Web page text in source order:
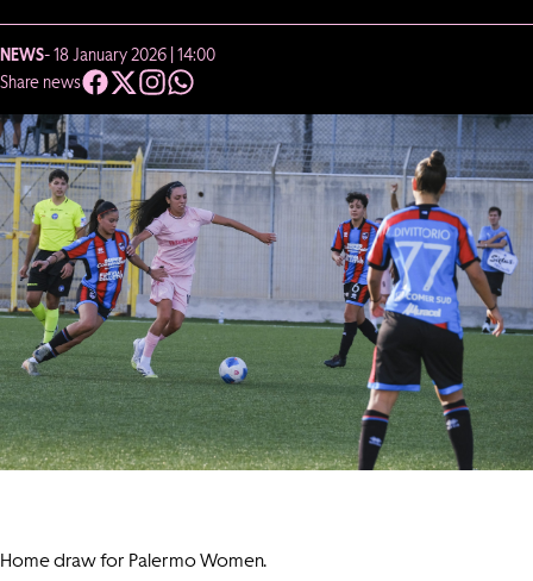
NEWS- 18 January 2026 | 14:00
Share news
Home draw for Palermo Women.